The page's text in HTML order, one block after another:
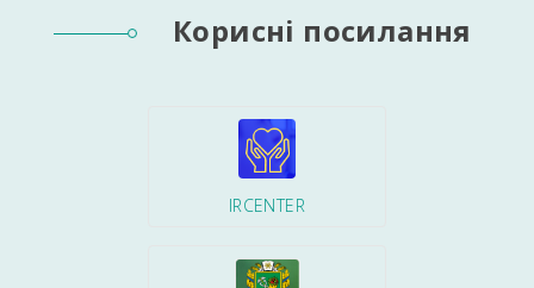
Корисні посилання
IRCENTER